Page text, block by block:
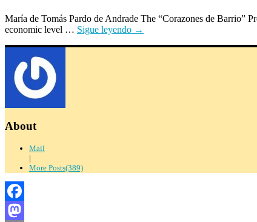
María de Tomás Pardo de Andrade The “Corazones de Barrio”
economic level … Sigue leyendo →
About
Mail
|
More Posts(389)
Facebook